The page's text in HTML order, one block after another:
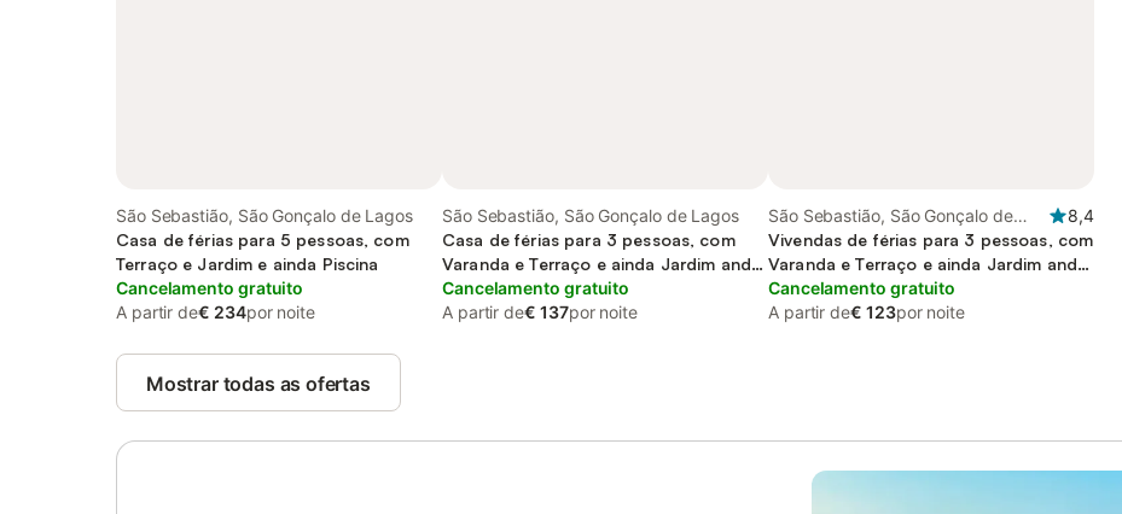
São Sebastião, São Gonçalo de Lagos
Casa de férias para 5 pessoas, com
Terraço e Jardim e ainda Piscina
Cancelamento gratuito
A partir de€ 234por noite
São Sebastião, São Gonçalo de Lagos
Casa de férias para 3 pessoas, com
Varanda e Terraço e ainda Jardim and
Piscina
Cancelamento gratuito
A partir de€ 137por noite
São Sebastião, São Gonçalo de
Lagos
8,4
Vivendas de férias para 3 pessoas, com
Varanda e Terraço e ainda Jardim and
Piscina
Cancelamento gratuito
A partir de€ 123por noite
Mostrar todas as ofertas